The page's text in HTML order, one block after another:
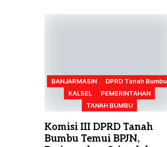
BANJARMASIN
DPRD Tanah Bumbu
KALSEL
PEMERINTAHAN
TANAH BUMBU
Komisi III DPRD Tanah
Bumbu Temui BPJN,